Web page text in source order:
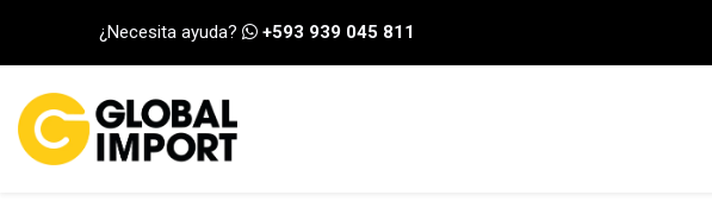
¿Necesita ayuda? +593 939 045 811